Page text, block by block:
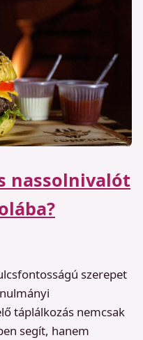
nassolnivalót
szerepet
táplálkozás nemcsak
segít, hanem